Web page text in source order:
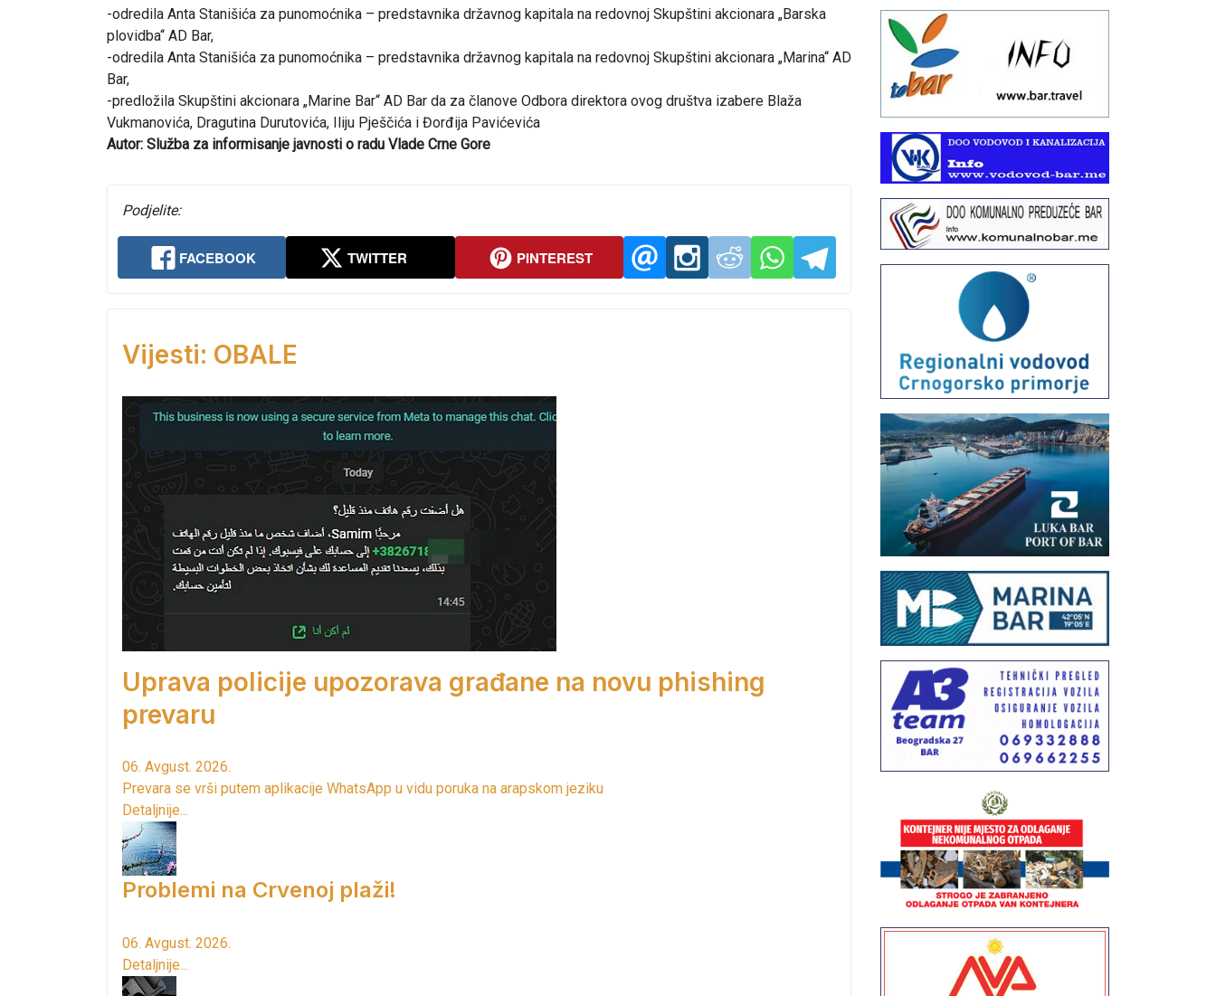
-odredila Anta Stanišića za punomoćnika – predstavnika državnog kapitala na redovnoj Skupštini akcionara „Barska
plovidba“ AD Bar,
-odredila Anta Stanišića za punomoćnika – predstavnika državnog kapitala na redovnoj Skupštini akcionara „Marina“ AD
Bar,
-predložila Skupštini akcionara „Marine Bar“ AD Bar da za članove Odbora direktora ovog društva izabere Blaža
Vukmanovića, Dragutina Durutovića, Iliju Pješčića i Đorđija Pavićevića
Autor: Služba za informisanje javnosti o radu Vlade Crne Gore
Podjelite:
FACEBOOK TWITTER PINTEREST
Vijesti: OBALE
Uprava policije upozorava građane na novu phishing
prevaru
06. Avgust. 2026.
Prevara se vrši putem aplikacije WhatsApp u vidu poruka na arapskom jeziku
Detaljnije...
Problemi na Crvenoj plaži!
06. Avgust. 2026.
Detaljnije...